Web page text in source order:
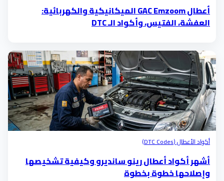
أعطال GAC Emzoom الميكانيكية والكهربائية:
العفشة، الفتيس، وأكواد الـ DTC
أكواد الأعطال (DTC Codes)
أشهر أكواد أعطال رينو سانديرو وكيفية تشخيصها
وإصلاحها خطوة بخطوة